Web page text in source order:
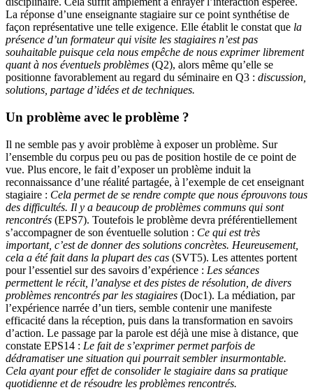
La réponse d’une enseignante stagiaire sur ce point synthétise de
façon représentative une telle exigence. Elle établit le constat que la
présence d’un formateur qui visite les stagiaires n’est pas
souhaitable puisque cela nous empêche de nous exprimer librement
quant à nos éventuels problèmes (Q2), alors même qu’elle se
positionne favorablement au regard du séminaire en Q3 : discussion,
solutions, partage d’idées et de techniques.
Un problème avec le problème ?
Il ne semble pas y avoir problème à exposer un problème. Sur
l’ensemble du corpus peu ou pas de position hostile de ce point de
vue. Plus encore, le fait d’exposer un problème induit la
reconnaissance d’une réalité partagée, à l’exemple de cet enseignant
stagiaire : Cela permet de se rendre compte que nous éprouvons tous
des difficultés. Il y a beaucoup de problèmes communs qui sont
rencontrés (EPS7). Toutefois le problème devra préférentiellement
s’accompagner de son éventuelle solution : Ce qui est très
important, c’est de donner des solutions concrètes. Heureusement,
cela a été fait dans la plupart des cas (SVT5). Les attentes portent
pour l’essentiel sur des savoirs d’expérience : Les séances
permettent le récit, l’analyse et des pistes de résolution, de divers
problèmes rencontrés par les stagiaires (Doc1). La médiation, par
l’expérience narrée d’un tiers, semble contenir une manifeste
efficacité dans la réception, puis dans la transformation en savoirs
d’action. Le passage par la parole est déjà une mise à distance, que
constate EPS14 : Le fait de s’exprimer permet parfois de
dédramatiser une situation qui pourrait sembler insurmontable.
Cela ayant pour effet de consolider le stagiaire dans sa pratique
quotidienne et de résoudre les problèmes rencontrés.